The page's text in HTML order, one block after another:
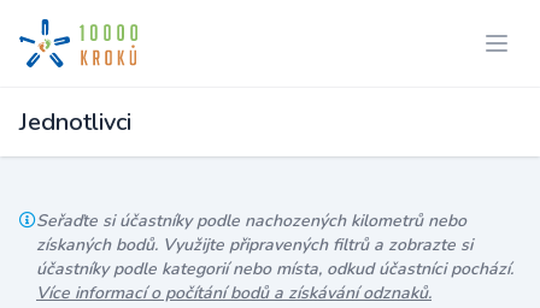
Jednotlivci
Seřaďte si účastníky podle nachozených kilometrů nebo
získaných bodů. Využijte připravených filtrů a zobrazte si
účastníky podle kategorií nebo místa, odkud účastníci pochází.
Více informací o počítání bodů a získávání odznaků.